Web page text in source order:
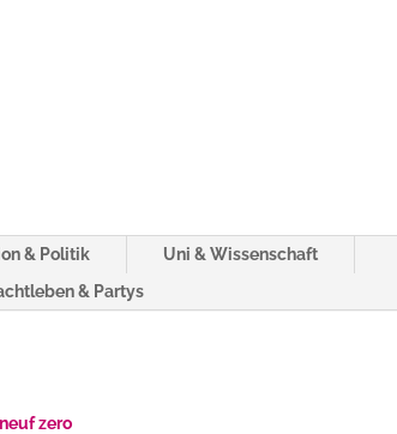
& Politik
Uni & Wissenschaft
& Partys
zero